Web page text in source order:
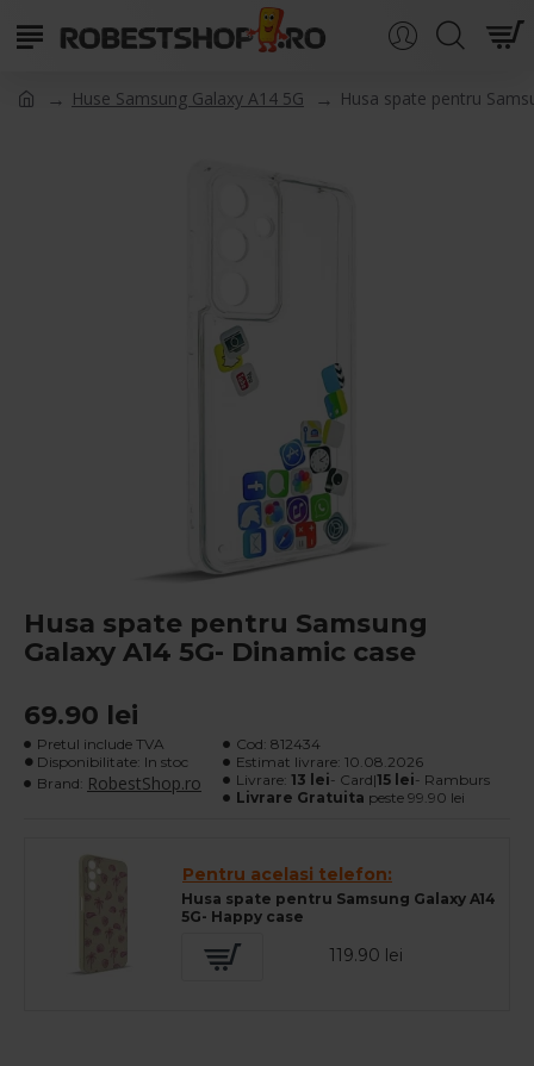
Huse Samsung Galaxy A14 5G Husa spate pentru
Husa spate pentru Samsung
Galaxy A14 5G- Dinamic case
69.90 lei
Pretul include TVA
Disponibilitate: In stoc
Brand: RobestShop.ro
Cod: 812434
Estimat livrare: 10.08.2026
Livrare: 13 lei- Card|15 lei- Ramburs
Livrare Gratuita peste 99.90 lei
Pentru acelasi telefon:
Husa spate pentru Samsung Galaxy A14
5G- Happy case
119.90 lei